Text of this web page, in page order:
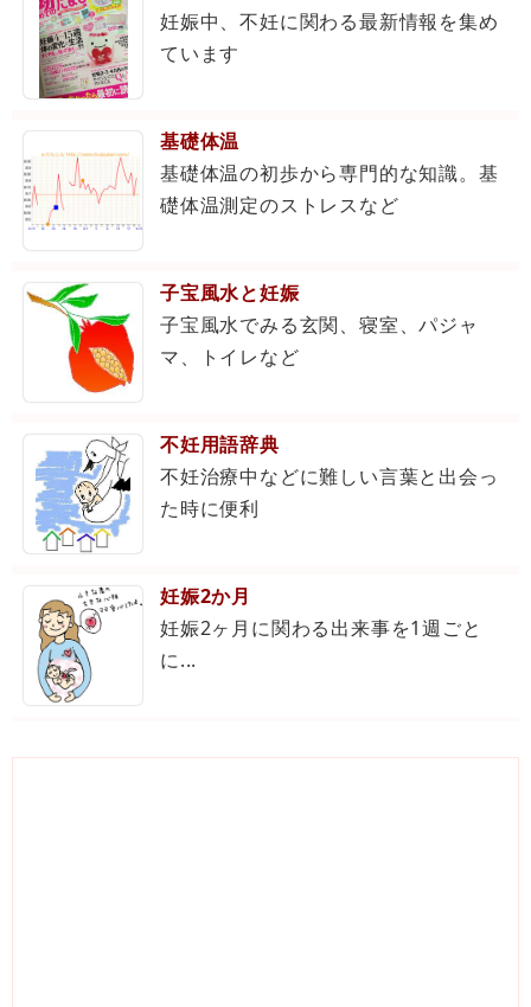
妊娠中、不妊に関わる最新情報を集め
ています
基礎体温
基礎体温の初歩から専門的な知識。基
礎体温測定のストレスなど
子宝風水と妊娠
子宝風水でみる玄関、寝室、パジャ
マ、トイレなど
不妊用語辞典
不妊治療中などに難しい言葉と出会っ
た時に便利
妊娠2か月
妊娠2ヶ月に関わる出来事を1週ごと
に...